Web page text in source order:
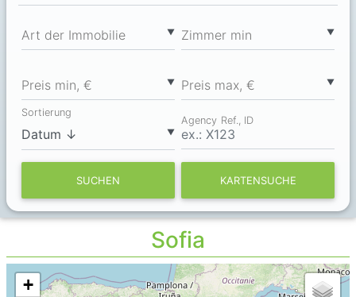
▼
Art der Immobilie ▼
Zimmer min
▼
Preis min, € ▼
Preis max, €
▼
Sortierung
Agency Ref., ID
SUCHEN KARTENSUCHE
Sofia
+